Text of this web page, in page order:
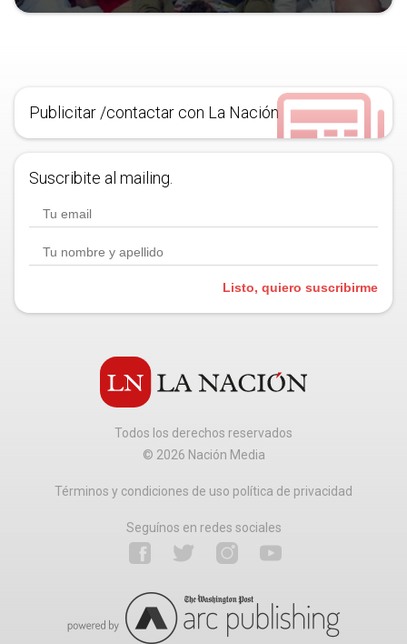
Publicitar /contactar con La Nación
Suscribite al mailing.
Listo, quiero suscribirme
Todos los derechos reservados
© 2026 Nación Media
Términos y condiciones de uso política de privacidad
Seguínos en redes sociales